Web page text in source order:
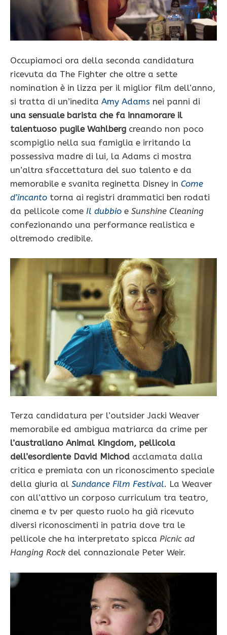
Occupiamoci ora della seconda candidatura
ricevuta da The Fighter che oltre a sette
nomination è in lizza per il miglior film dell’anno,
si tratta di un’inedita Amy Adams nei panni di
una sensuale barista che fa innamorare il
talentuoso pugile Wahlberg creando non poco
scompiglio nella sua famiglia e irritando la
possessiva madre di lui, la Adams ci mostra
un’altra sfaccettatura del suo talento e da
memorabile e svanita reginetta Disney in Come
d’incanto torna ai registri drammatici ben rodati
da pellicole come Il dubbio e Sunshine Cleaning
confezionando una performance realistica e
oltremodo credibile.
Terza candidatura per l’outsider Jacki Weaver
memorabile ed ambigua matriarca da crime per
l’australiano Animal Kingdom, pellicola
dell’esordiente David Michod acclamata dalla
critica e premiata con un riconoscimento speciale
della giuria al Sundance Film Festival. La Weaver
con all’attivo un corposo curriculum tra teatro,
cinema e tv per questo ruolo ha già ricevuto
diversi riconoscimenti in patria dove tra le
pellicole che ha interpretato spicca Picnic ad
Hanging Rock del connazionale Peter Weir.